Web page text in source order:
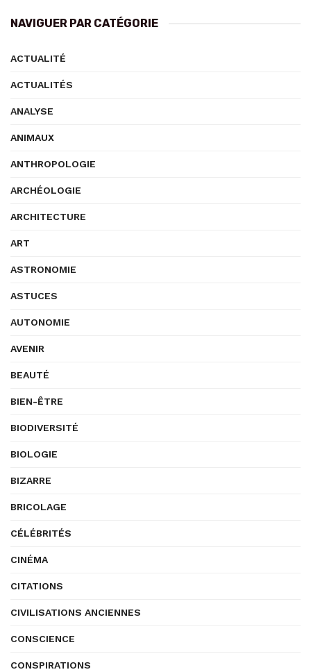
NAVIGUER PAR CATÉGORIE
ACTUALITÉ
ACTUALITÉS
ANALYSE
ANIMAUX
ANTHROPOLOGIE
ARCHÉOLOGIE
ARCHITECTURE
ART
ASTRONOMIE
ASTUCES
AUTONOMIE
AVENIR
BEAUTÉ
BIEN-ÊTRE
BIODIVERSITÉ
BIOLOGIE
BIZARRE
BRICOLAGE
CÉLÉBRITÉS
CINÉMA
CITATIONS
CIVILISATIONS ANCIENNES
CONSCIENCE
CONSPIRATIONS